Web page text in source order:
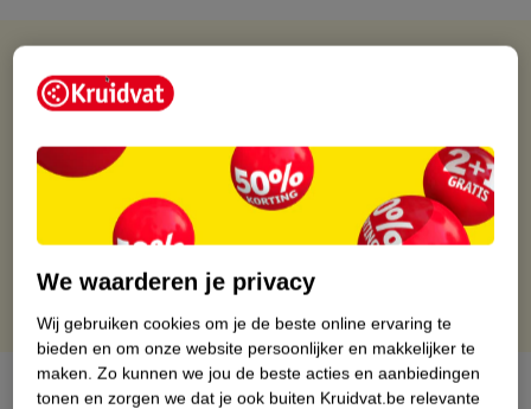
Kruidvat is altijd voordelig
Op werkdagen voor 22:00 uur besteld, volgende dag in huis
Gratis thuisbezorgd vanaf 50.00
Gratis retourneren binnen 30 dagen
Gratis punten met je Kruidvat kaart
Over dit product
We waarderen je privacy
Wij gebruiken cookies om je de beste online ervaring te
bieden en om onze website persoonlijker en makkelijker te
maken. Zo kunnen we jou de beste acties en aanbiedingen
tonen en zorgen we dat je ook buiten Kruidvat.be relevante